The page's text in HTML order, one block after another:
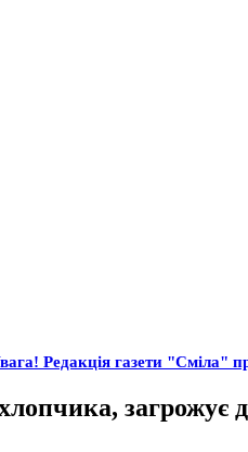
Увага! Редакція газети "Сміла"
загрожує